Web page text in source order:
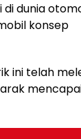
di dunia
konsep
ini telah